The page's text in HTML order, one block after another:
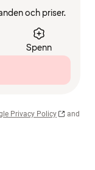
och priser.
Spenn
Privacy Policy
and